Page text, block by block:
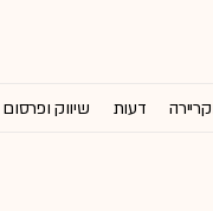
דעות שיווק ופרסום